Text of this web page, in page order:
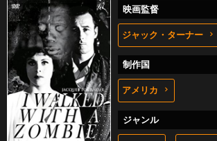
映画監督
ジャック・ターナー
制作国
アメリカ
ジャンル